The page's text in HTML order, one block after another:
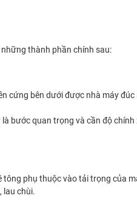
thành phần chính sau:
bên dưới được nhà máy đúc
bước quan trọng và cần độ
phụ thuộc vào tải trọng của
lau chùi.